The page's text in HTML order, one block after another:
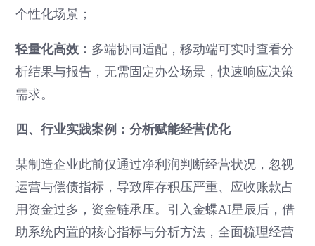
个性化场景；
轻量化高效： 多端协同适配，移动端可实时查看分
析结果与报告，无需固定办公场景，快速响应决策
需求。
四、行业实践案例：分析赋能经营优化
某制造企业此前仅通过净利润判断经营状况，忽视
运营与偿债指标，导致库存积压严重、应收账款占
用资金过多，资金链承压。引入金蝶AI星辰后，借
助系统内置的核心指标与分析方法，全面梳理经营